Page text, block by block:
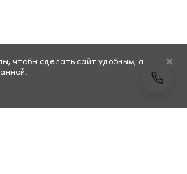
чтобы сделать сайт удобным, а